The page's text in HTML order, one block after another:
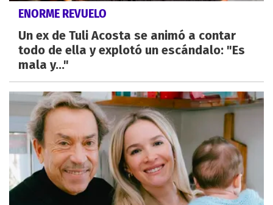
ENORME REVUELO
Un ex de Tuli Acosta se animó a contar
todo de ella y explotó un escándalo: "Es
mala y..."